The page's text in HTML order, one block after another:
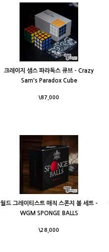
크레이지 샘스 파라독스 큐브 - Crazy
Sam's Paradox Cube
\87,000
월드 그레이티스트 매직 스폰지 볼 세트 -
WGM SPONGE BALLS
\28,000